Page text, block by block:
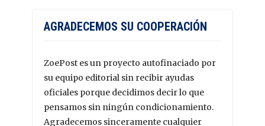
AGRADECEMOS SU COOPERACIÓN
ZoePost es un proyecto autofinaciado por
su equipo editorial sin recibir ayudas
oficiales porque decidimos decir lo que
pensamos sin ningún condicionamiento.
Agradecemos sinceramente cualquier